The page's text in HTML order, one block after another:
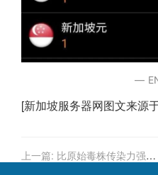
—
[新加坡服务器网图文来源
上一篇: 比原始毒株传染力强10